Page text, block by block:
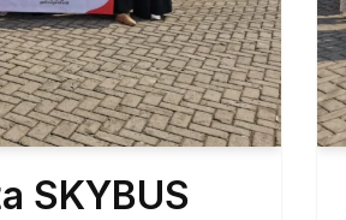
SKYBUS